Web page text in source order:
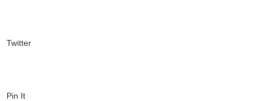
Twitter
Pin It